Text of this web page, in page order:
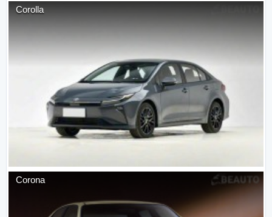
Corolla
Corona